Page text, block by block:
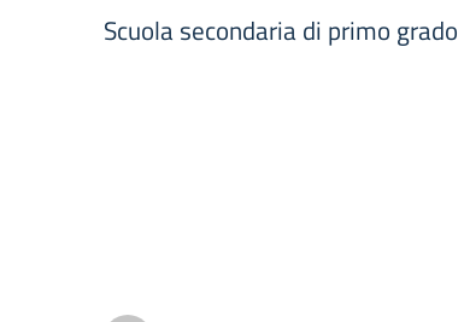
Scuola secondaria di primo